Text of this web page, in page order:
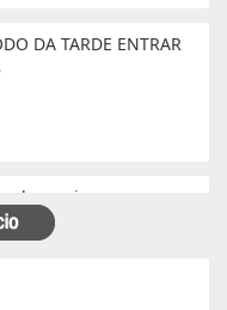
DA TARDE ENTRAR
de serviço em
em cantina, ele
Passa veneno,